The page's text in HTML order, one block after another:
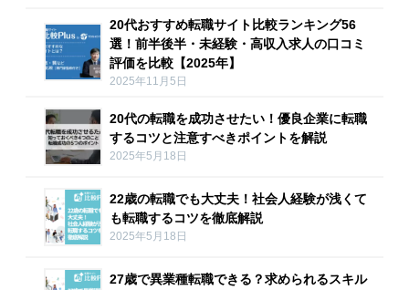
20代おすすめ転職サイト比較ランキング56
選！前半後半・未経験・高収入求人の口コミ
評価を比較【2025年】
2025年11月5日
20代の転職を成功させたい！優良企業に転職
するコツと注意すべきポイントを解説
2025年5月18日
22歳の転職でも大丈夫！社会人経験が浅くて
も転職するコツを徹底解説
2025年5月18日
27歳で異業種転職できる？求められるスキル